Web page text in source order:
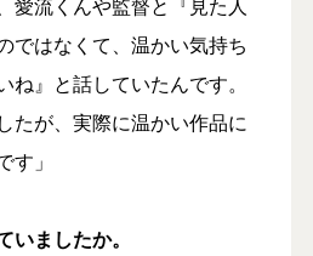
ではなくて、温かい気持ち
ね』と話していたんです。
たが、実際に温かい作品に
す」
いましたか。